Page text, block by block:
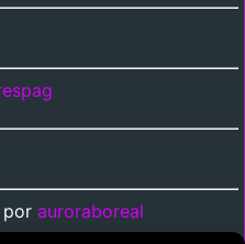
por auroraboreal